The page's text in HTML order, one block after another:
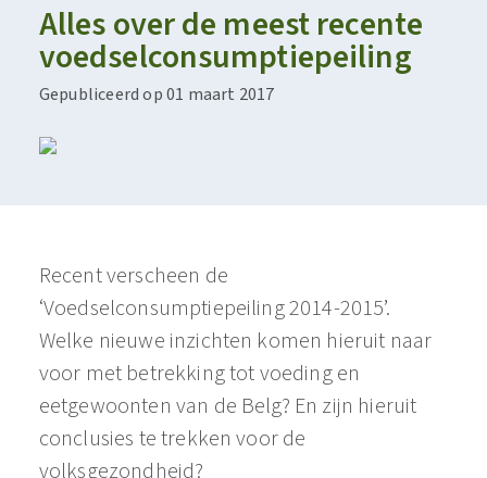
Alles over de meest recente
voedselconsumptiepeiling
Gepubliceerd op 01 maart 2017
Recent verscheen de
‘Voedselconsumptiepeiling 2014-2015’.
Welke nieuwe inzichten komen hieruit naar
voor met betrekking tot voeding en
eetgewoonten van de Belg? En zijn hieruit
conclusies te trekken voor de
volksgezondheid?